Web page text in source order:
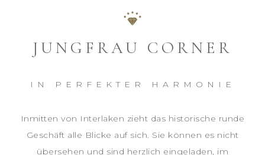
JUNGFRAU CORNER
IN PERFEKTER HARMONIE
Inmitten von Interlaken zieht das historische runde
Geschäft alle Blicke auf sich. Sie können es nicht
übersehen und sind herzlich eingeladen, im